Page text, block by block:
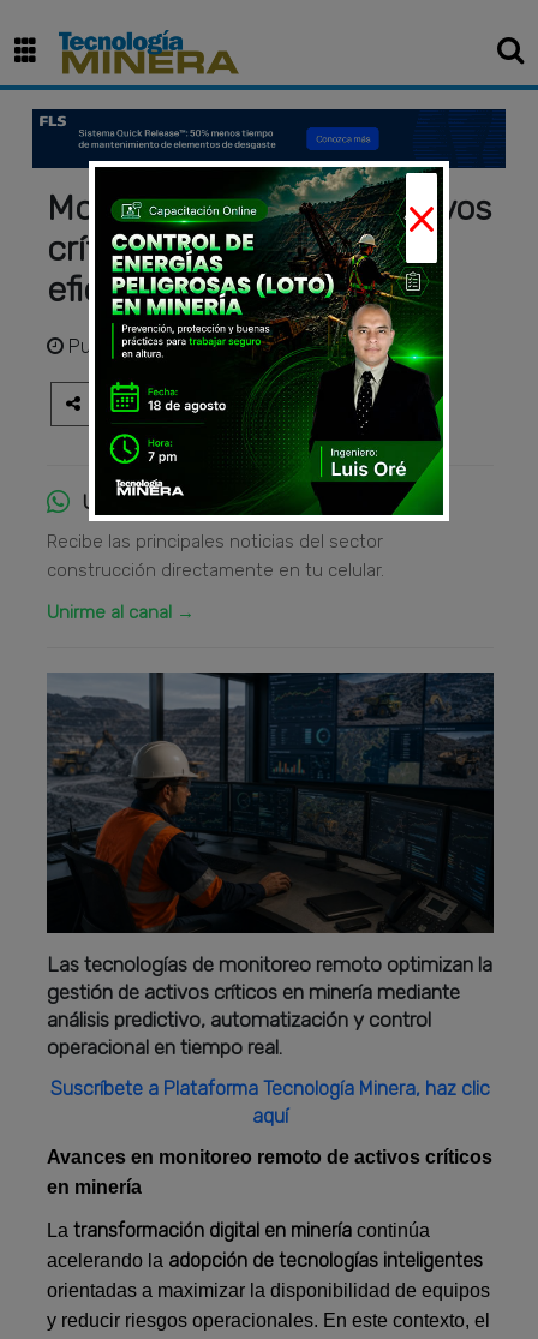
Monitoreo remoto de activos
críticos en minería mejora
eficiencia y seguridad
Publicadohace 2 meses
Únete al canal de WhatsApp
Recibe las principales noticias del sector
construcción directamente en tu celular.
Unirme al canal →
Las tecnologías de monitoreo remoto optimizan la
gestión de activos críticos en minería mediante
análisis predictivo, automatización y control
operacional en tiempo real.
Suscríbete a Plataforma Tecnología Minera, haz clic
aquí
Avances en monitoreo remoto de activos críticos
en minería
Latransformación digital en minería continúa
acelerando la adopción de tecnologías inteligentes
orientadas a maximizar la disponibilidad de equipos
y reducir riesgos operacionales. En este contexto, el
×